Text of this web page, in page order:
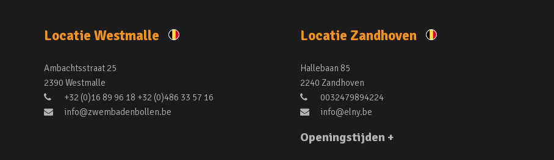
Locatie Westmalle
Ambachtsstraat 25
2390 Westmalle
+32 (0)16 89 96 18 +32 (0)486 33 57 16
info@zwembadenbollen.be
Locatie Zandhoven
Hallebaan 85
2240 Zandhoven
0032479894224
info@elny.be
Openingstijden +